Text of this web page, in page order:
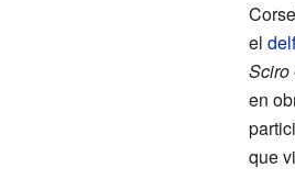
el
Sciro
en
que